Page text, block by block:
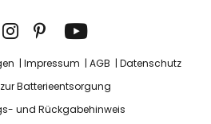
Impressum AGB
Datenschutz
Batterieentsorgung
und Rückgabehinweis